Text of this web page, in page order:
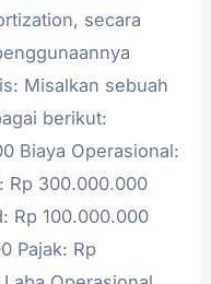
secara
Misalkan sebuah
berikut:
Biaya Operasional:
Rp 300.000.000
Rp 100.000.000
Pajak: Rp